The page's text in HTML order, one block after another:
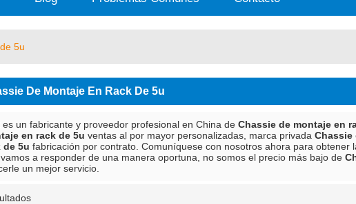
5u
De Montaje En Rack De 5u
es un fabricante y proveedor profesional en China de Chassie de montaje en
en rack de 5u ventas al por mayor personalizadas, marca privada Chassie
de 5u fabricación por contrato. Comuníquese con nosotros ahora para obtener
vamos a responder de una manera oportuna, no somos el precio más bajo de
un mejor servicio.